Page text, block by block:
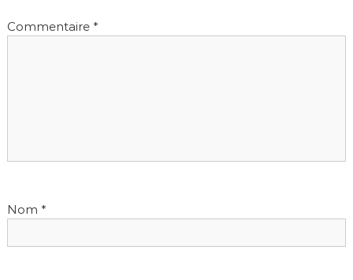
Commentaire *
Nom *